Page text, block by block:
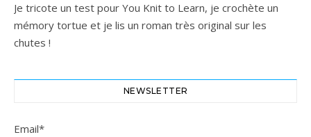
Je tricote un test pour You Knit to Learn, je crochète un
mémory tortue et je lis un roman très original sur les
chutes !
NEWSLETTER
Email*